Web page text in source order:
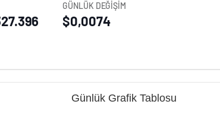
GÜNLÜK DEĞİŞİM
$0,0074
Günlük Grafik Tablosu